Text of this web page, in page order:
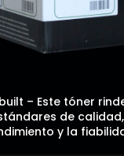
– Este tóner
de
y la